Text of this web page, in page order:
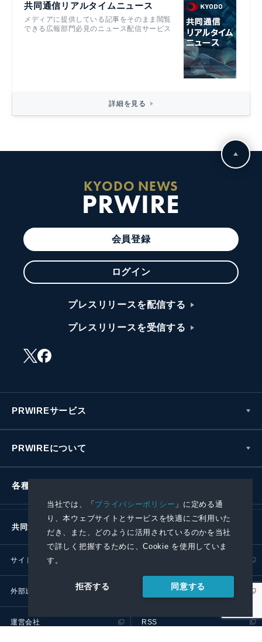
当社では、「プライバシーポリシー 」に定める通
り、本ウェブサイトとサービスを快適にご利用いた
だき、また、どのように活用されているのかを当社
で詳しく把握するために、Cookie を使用していま
す。
拒否する 同意する
共同通信リアルタイムニュース
メディアに提供している記事をそのまま閲覧
できる広報部門必見のニュース配信サービス
詳細を見る
KYODO NEWS
PRWIRE
会員登録
ログイン
プレスリリースを配信する
プレスリリースを受信する
PRWIREサービス
PRWIREについて
各種お問い合わせ
共同通信社グループ
サイトポリシー
外部送信ポリシー プレスリリース取扱基準
運営会社 RSS